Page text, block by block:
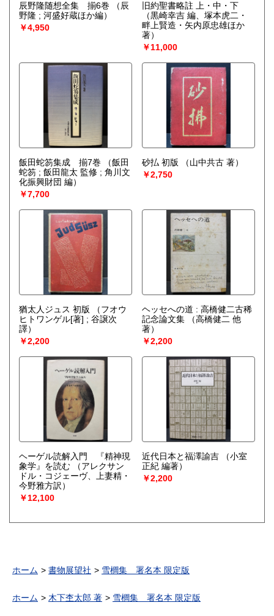
辰野隆随想全集 揃6巻
（辰
野隆 ; 河盛好蔵ほか編）
￥4,950
旧約聖書略註 上・中・下
（黒崎幸吉 編、塚本虎二・
畔上賢造・矢内原忠雄ほか
著）
￥11,000
飯田蛇笏集成 揃7巻
（飯田
蛇笏 ; 飯田龍太 監修 ; 角川文
化振興財団 編）
￥7,700
砂払 初版
（山中共古 著）
￥2,750
猶太人ジュス 初版
（フオウ
ヒトワンゲル[著] ; 谷譲次
譯）
￥2,200
ヘッセへの道 : 高橋健二古稀
記念論文集
（高橋健二 他
著）
￥2,200
ヘーゲル読解入門 『精神現
象学』を読む
（アレクサン
ドル・コジェーヴ、上妻精・
今野雅方訳）
￥12,100
近代日本と福澤諭吉
（小室
正紀 編著）
￥2,200
ホーム 書物展望社 雪櫚集 署名本 限定版
ホーム 木下杢太郎 著 雪櫚集 署名本 限定版